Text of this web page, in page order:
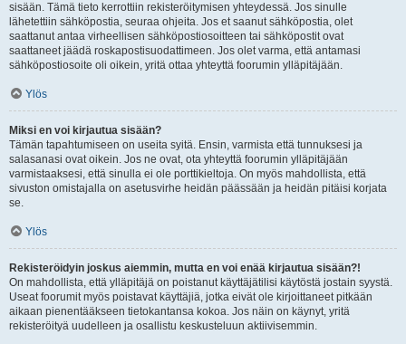
sisään. Tämä tieto kerrottiin rekisteröitymisen yhteydessä. Jos sinulle
lähetettiin sähköpostia, seuraa ohjeita. Jos et saanut sähköpostia, olet
saattanut antaa virheellisen sähköpostiosoitteen tai sähköpostit ovat
saattaneet jäädä roskapostisuodattimeen. Jos olet varma, että antamasi
sähköpostiosoite oli oikein, yritä ottaa yhteyttä foorumin ylläpitäjään.
Ylös
Miksi en voi kirjautua sisään?
Tämän tapahtumiseen on useita syitä. Ensin, varmista että tunnuksesi ja
salasanasi ovat oikein. Jos ne ovat, ota yhteyttä foorumin ylläpitäjään
varmistaaksesi, että sinulla ei ole porttikieltoja. On myös mahdollista, että
sivuston omistajalla on asetusvirhe heidän päässään ja heidän pitäisi korjata
se.
Ylös
Rekisteröidyin joskus aiemmin, mutta en voi enää kirjautua sisään?!
On mahdollista, että ylläpitäjä on poistanut käyttäjätilisi käytöstä jostain syystä.
Useat foorumit myös poistavat käyttäjiä, jotka eivät ole kirjoittaneet pitkään
aikaan pienentääkseen tietokantansa kokoa. Jos näin on käynyt, yritä
rekisteröityä uudelleen ja osallistu keskusteluun aktiivisemmin.